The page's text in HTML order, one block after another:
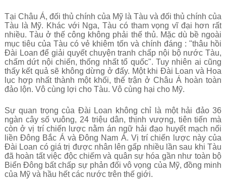
Tại Châu Á, đối thủ chính của Mỹ là Tàu và đối thủ chính của
Tàu là Mỹ. Khác với Nga, Tàu có tham vọng vĩ đại hơn rất
nhiều. Tàu ở thế công không phải thế thủ. Mặc dù bề ngoài
mục tiêu của Tàu có vẻ khiêm tốn và chính đáng : "thâu hồi
Đài Loan để giải quyết chuyện tranh chấp nội bộ nước Tàu,
chấm dứt nội chiến, thống nhất tổ quốc". Tuy nhiên ai cũng
thấy kết quả sẽ không dừng ở đấy. Một khi Đài Loan và Hoa
lục hợp nhất thành một khối, thế trận ở Châu Á hoàn toàn
đảo lộn. Vô cùng lợi cho Tàu. Vô cùng hại cho Mỹ.
Sự quan trọng của Đài Loan không chỉ là một hải đảo 36
ngàn cây số vuông, 24 triệu dân, thịnh vượng, tiên tiến mà
còn ở vị trí chiến lược nằm án ngữ hải đạo huyết mạch nối
liền Đông Bắc Á và Đông Nam Á. Vị trí chiến lược này của
Đài Loan có giá trị được nhân lên gấp nhiều lần sau khi Tàu
đã hoàn tất việc độc chiếm và quân sự hóa gần như toàn bộ
Biển Đông bất chấp sự phản đối vô vọng của Mỹ, đồng minh
của Mỹ và hầu hết các nước trên thế giới.